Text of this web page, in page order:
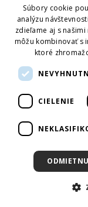
Kontakt
MB - SVING s.r.o.
V mokřinách
Praha 4, 147 00
Telefón:
+421
Email:
DIČ CZ47549891
Služby
Súbory cookie
analýzu
zdieľame aj s
môžu kombinovať s
ktoré
CIELENIE